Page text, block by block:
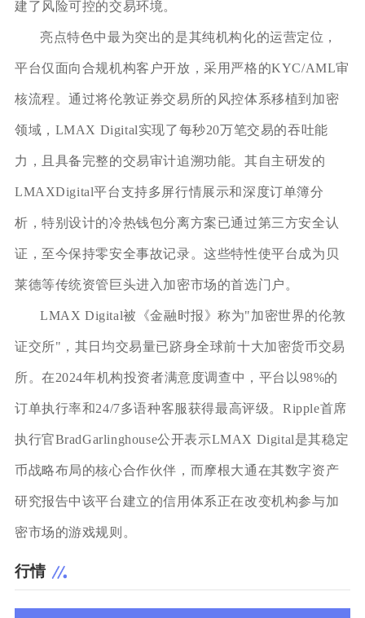
建了风险可控的交易环境。
亮点特色中最为突出的是其纯机构化的运营定位，
平台仅面向合规机构客户开放，采用严格的KYC/AML审
核流程。通过将伦敦证券交易所的风控体系移植到加密
领域，LMAX Digital实现了每秒20万笔交易的吞吐能
力，且具备完整的交易审计追溯功能。其自主研发的
LMAXDigital平台支持多屏行情展示和深度订单簿分
析，特别设计的冷热钱包分离方案已通过第三方安全认
证，至今保持零安全事故记录。这些特性使平台成为贝
莱德等传统资管巨头进入加密市场的首选门户。
LMAX Digital被《金融时报》称为"加密世界的伦敦
证交所"，其日均交易量已跻身全球前十大加密货币交易
所。在2024年机构投资者满意度调查中，平台以98%的
订单执行率和24/7多语种客服获得最高评级。Ripple首席
执行官BradGarlinghouse公开表示LMAX Digital是其稳定
币战略布局的核心合作伙伴，而摩根大通在其数字资产
研究报告中该平台建立的信用体系正在改变机构参与加
密市场的游戏规则。
行情